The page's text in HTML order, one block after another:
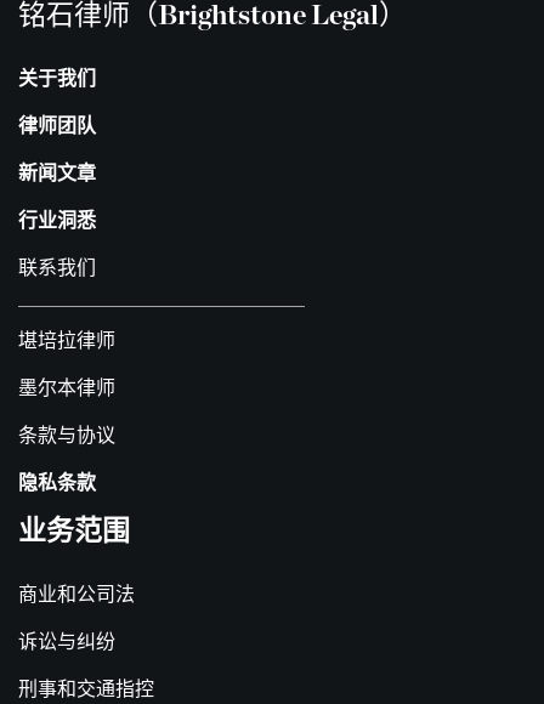
铭石律师（Brightstone Legal）
关于我们
律师团队
新闻文章
行业洞悉
联系我们
堪培拉律师
墨尔本律师
条款与协议
隐私条款
业务范围
商业和公司法
诉讼与纠纷
刑事和交通指控